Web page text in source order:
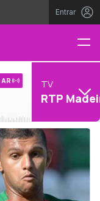
Entrar
AR TV
RTP